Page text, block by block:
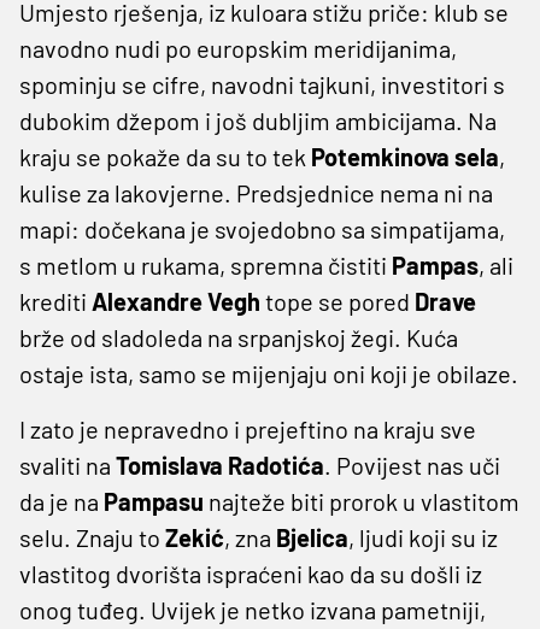
Umjesto rješenja, iz kuloara stižu priče: klub se
navodno nudi po europskim meridijanima,
spominju se cifre, navodni tajkuni, investitori s
dubokim džepom i još dubljim ambicijama. Na
kraju se pokaže da su to tek Potemkinova sela,
kulise za lakovjerne. Predsjednice nema ni na
mapi: dočekana je svojedobno sa simpatijama,
s metlom u rukama, spremna čistiti Pampas, ali
krediti AlexandreVegh tope se pored Drave
brže od sladoleda na srpanjskoj žegi. Kuća
ostaje ista, samo se mijenjaju oni koji je obilaze.
I zato je nepravedno i prejeftino na kraju sve
svaliti na Tomislava Radotića. Povijest nas uči
da je na Pampasu najteže biti prorok u vlastitom
selu. Znaju to Zekić, zna Bjelica, ljudi koji su iz
vlastitog dvorišta ispraćeni kao da su došli iz
onog tuđeg. Uvijek je netko izvana pametniji,